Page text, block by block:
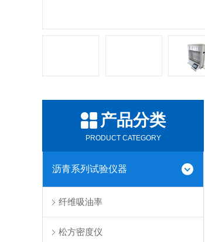
产品分类
PRODUCT CATEGORY
沥青系列试验仪器
纤维吸油率
松方密度仪